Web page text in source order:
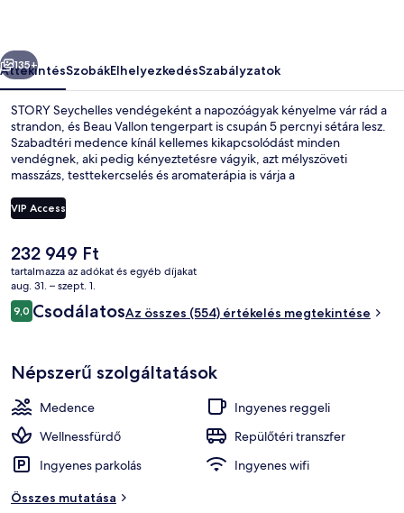
Következő
135+
ÁttekintésSzobákElhelyezkedésSzabályzatok
STORY Seychelles vendégeként a napozóágyak kényelme vár rád a
strandon, és Beau Vallon tengerpart is csupán 5 percnyi sétára lesz.
Szabadtéri medence kínál kellemes kikapcsolódást minden
vendégnek, aki pedig kényeztetésre vágyik, azt mélyszöveti
masszázs, testtekercselés és aromaterápia is várja a
melynek kínálata: nemzetközi konyha ételei. Az étterem reggelire és
vacsorára várja a vendégeket. A luxusszínvonalú üdülő emellett a
24 órában nyitva tartó fitneszterem. Más utazók imádják a hely
következó jellemzőit: segítőkész személyzet.
VIP Access
A
jelenlegi
ár
232 949 Ft
232 949 Ft
tartalmazza az adókat és egyéb díjakat
aug. 31. – szept. 1.
Értékelések
9,09,0 ennyiből: 10
CsodálatosAz összes (554) értékelés megtekintése
Népszerű szolgáltatások
Medence
Ingyenes reggeli
Wellnessfürdő
Repülőtéri transzfer
Ingyenes parkolás
Ingyenes wifi
Összes mutatása